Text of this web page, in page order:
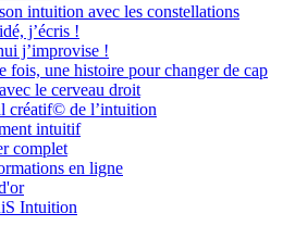
intuition avec les constellations
j’écris !
j’improvise !
fois, une histoire pour changer de cap
le cerveau droit
créatif© de l’intuition
intuitif
complet
en ligne
Intuition